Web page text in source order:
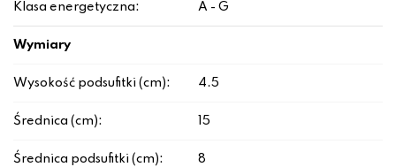
Klasa energetyczna: A - G
Wymiary
Wysokość podsufitki (cm): 4.5
Średnica (cm): 15
Średnica podsufitki (cm): 8